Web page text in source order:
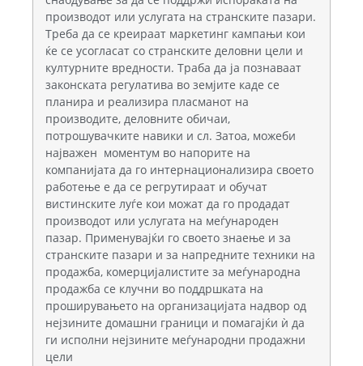
производот или услугата на странските пазари.
Треба да се креираат маркетинг кампањи кои
ќе се усогласат со странските деловни цели и
културните вредности. Траба да ја познаваат
законската регулатива во земјите каде се
планира и реализира пласманот на
производите, деловните обичаи,
потрошувачките навики и сл. Затоа, можеби
најважен моментум во напорите на
компанијата да го интернационализира своето
работење е да се регрутираат и обучат
вистинските луѓе кои можат да го продадат
производот или услугата на меѓународен
пазар. Применувајќи го своето знаење и за
странските пазари и за напредните техники на
продажба, комерцијалистите за меѓународна
продажба се клучни во поддршката на
проширувањето на организацијата надвор од
нејзините домашни граници и помагајќи ѝ да
ги исполни нејзините меѓународни продажни
цели